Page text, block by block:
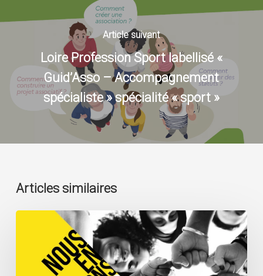
Article suivant
Loire Profession Sport labellisé «
Guid’Asso – Accompagnement
spécialiste » spécialité « sport »
Articles similaires
Appel